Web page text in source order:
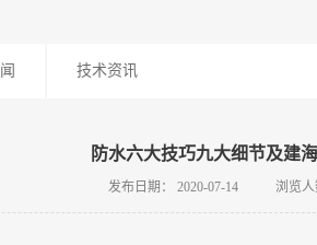
技术资讯
防水六大技巧九大细节及建
发布日期： 2020-07-14 浏览人